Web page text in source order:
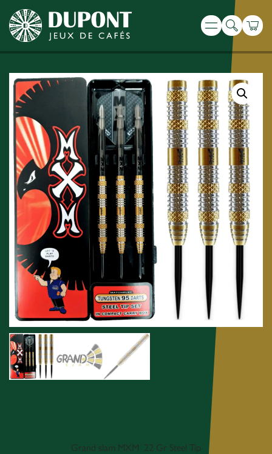
Menu
Recherche
Grand slam MXM 22 Gr Steel Tip